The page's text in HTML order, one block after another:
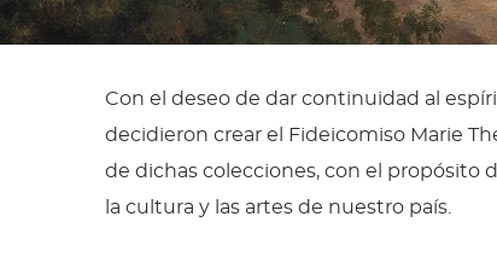
Con el deseo de dar continuidad al
decidieron crear el Fideicomiso Marie
de dichas colecciones, con el propósito
la cultura y las artes de nuestro país.